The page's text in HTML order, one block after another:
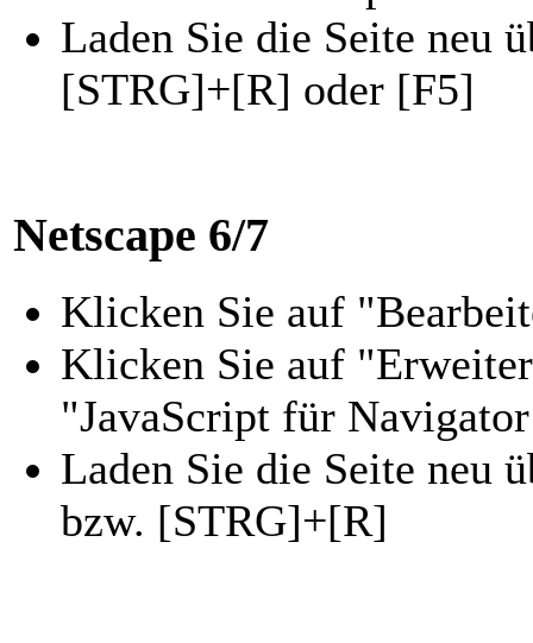
Laden Sie die Seite
[STRG]+[R] oder [F5]
Netscape 6/7
Klicken Sie auf
Klicken Sie auf
"JavaScript für
Laden Sie die Seite
bzw. [STRG]+[R]